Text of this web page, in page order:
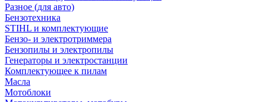
Разное (для авто)
Бензотехника
STIHL и комплектующие
Бензо- и электротриммера
Бензопилы и электропилы
Генераторы и электростанции
Комплектующее к пилам
Масла
Мотоблоки